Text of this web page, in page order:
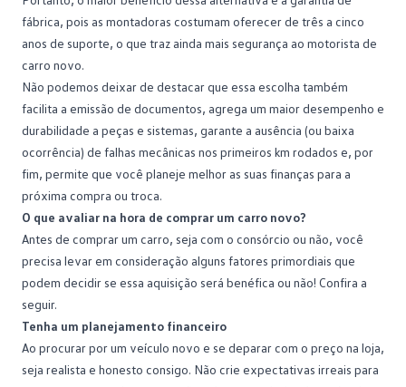
fábrica, pois as montadoras costumam oferecer de três a cinco
anos de suporte, o que traz ainda mais segurança ao motorista de
carro novo.
Não podemos deixar de destacar que essa escolha também
facilita a emissão de documentos, agrega um maior desempenho e
durabilidade a peças e sistemas, garante a ausência (ou baixa
ocorrência) de falhas mecânicas nos primeiros km rodados e, por
fim, permite que você planeje melhor as suas finanças para a
próxima compra ou troca.
O que avaliar na hora de comprar um carro novo?
Antes de comprar um carro, seja com o consórcio ou não, você
precisa levar em consideração alguns fatores primordiais que
podem decidir se essa aquisição será benéfica ou não! Confira a
seguir.
Tenha um planejamento financeiro
Ao procurar por um veículo novo e se deparar com o preço na loja,
seja realista e honesto consigo. Não crie expectativas irreais para